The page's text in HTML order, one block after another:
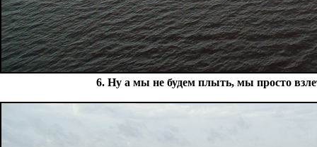
6. Ну а мы не будем плыть, мы просто